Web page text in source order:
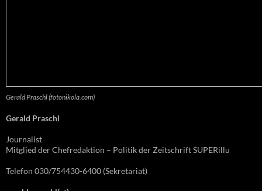
Gerald Praschl (fotonikola.com)
Gerald Praschl
Journalist
Mitglied der Chefredaktion – Politik der Zeitschrift SUPERillu
Telefon 030/754430-6400 (Sekretariat)